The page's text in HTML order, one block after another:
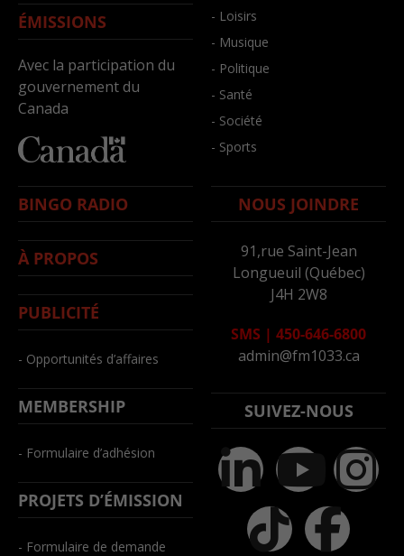
ÉMISSIONS
Avec la participation du
gouvernement du
Canada
- Loisirs
- Musique
- Politique
- Santé
- Société
- Sports
BINGO RADIO
À PROPOS
PUBLICITÉ
- Opportunités d’affaires
MEMBERSHIP
- Formulaire d’adhésion
PROJETS D’ÉMISSION
- Formulaire de demande
NOUS JOINDRE
91,rue Saint-Jean
Longueuil (Québec)
J4H 2W8
SMS | 450-646-6800
admin@fm1033.ca
SUIVEZ-NOUS